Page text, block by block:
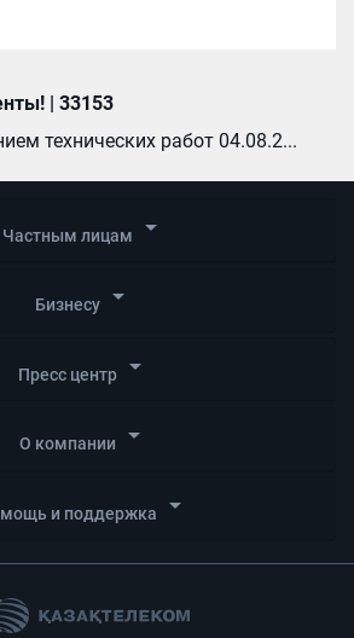
| 33153
технических работ 04.08.2...
Частным лицам arrow_drop_down
Бизнесу arrow_drop_down
Пресс центр arrow_drop_down
О компании arrow_drop_down
и поддержка arrow_drop_down